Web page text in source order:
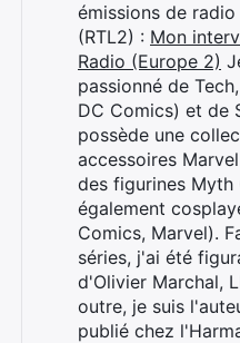
émissions de
(RTL2) : Mon
Radio (Europe 2)
passionné de
DC Comics) et de
possède une
accessoires
des figurines Myth
également
Comics, Marvel).
séries, j'ai été
d'Olivier Marchal,
outre, je suis
publié chez